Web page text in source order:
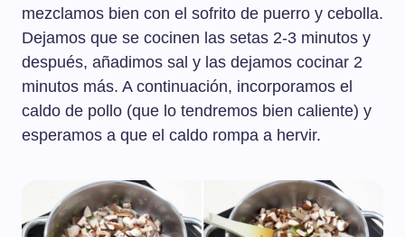
mezclamos bien con el sofrito de puerro y cebolla.
Dejamos que se cocinen las setas 2-3 minutos y
después, añadimos sal y las dejamos cocinar 2
minutos más. A continuación, incorporamos el
caldo de pollo (que lo tendremos bien caliente) y
esperamos a que el caldo rompa a hervir.